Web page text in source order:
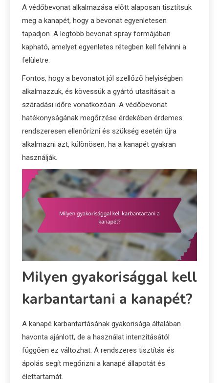
A védőbevonat alkalmazása előtt alaposan tisztítsuk
meg a kanapét, hogy a bevonat egyenletesen
tapadjon. A legtöbb bevonat spray formájában
kapható, amelyet egyenletes rétegben kell felvinni a
felületre.
Fontos, hogy a bevonatot jól szellőző helyiségben
alkalmazzuk, és kövessük a gyártó utasításait a
száradási időre vonatkozóan. A védőbevonat
hatékonyságának megőrzése érdekében érdemes
rendszeresen ellenőrizni és szükség esetén újra
alkalmazni azt, különösen, ha a kanapét gyakran
használják.
Milyen gyakorisággal kell
karbantartani a kanapét?
A kanapé karbantartásának gyakorisága általában
havonta ajánlott, de a használat intenzitásától
függően ez változhat. A rendszeres tisztítás és
ápolás segít megőrizni a kanapé állapotát és
élettartamát.